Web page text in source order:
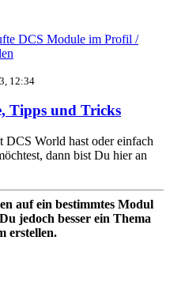
DCS Module im Profil /
12:34
Tipps und Tricks
DCS World hast oder einfach
dann bist Du hier an
auf ein bestimmtes Modul
jedoch besser ein Thema
erstellen.